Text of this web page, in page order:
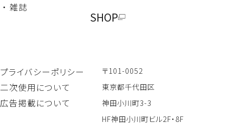
プライバシーポリシー
二次使用について
広告掲載について
〒101-0052
東京都千代田区
神田小川町3-3
HF神田小川町ビル2F・8F
・ 雑誌
SHOP